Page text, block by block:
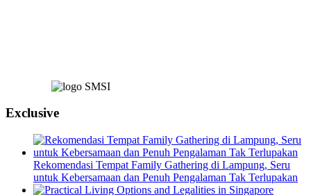
Exclusive
Rekomendasi Tempat Family Gathering di Lampung, Seru
untuk Kebersamaan dan Penuh Pengalaman Tak Terlupakan